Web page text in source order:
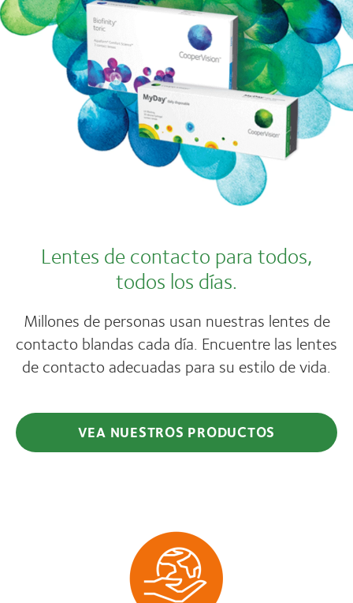
Lentes de contacto para todos,
todos los días.
Millones de personas usan nuestras lentes de
contacto blandas cada día. Encuentre las lentes
de contacto adecuadas para su estilo de vida.
VEA NUESTROS PRODUCTOS